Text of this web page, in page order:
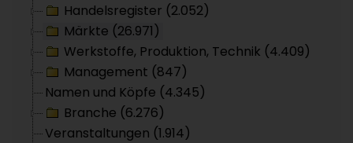
Handelsregister (2.052)
Märkte (26.971)
Werkstoffe, Produktion, Technik (4.409)
Management (847)
Namen und Köpfe (4.345)
Branche (6.276)
Veranstaltungen (1.914)